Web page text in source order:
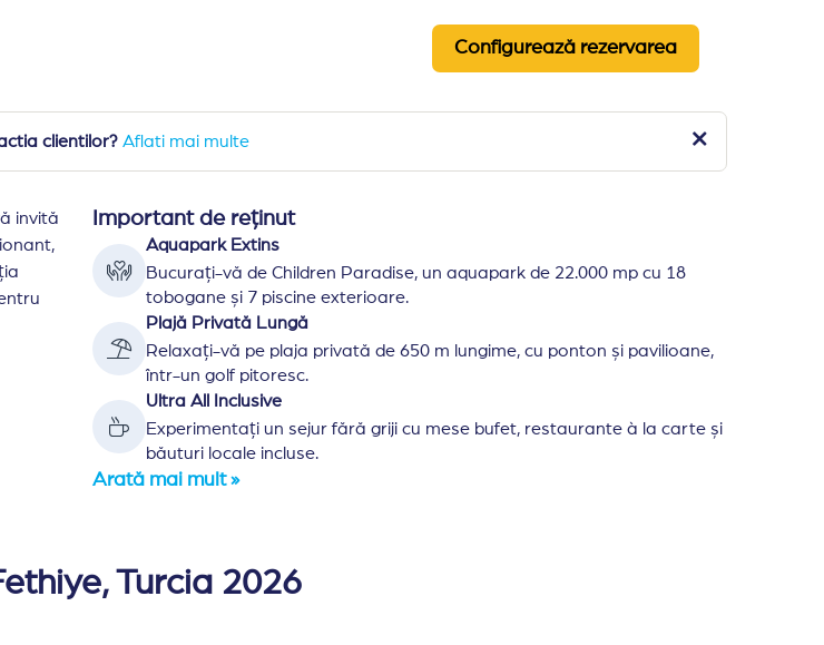
Configurează rezervarea
clientilor? Aflati mai multe
invită
Important de reținut
Aquapark Extins
Bucurați-vă de Children Paradise, un aquapark de 22.000 mp cu 18
tobogane și 7 piscine exterioare.
Plajă Privată Lungă
Relaxați-vă pe plaja privată de 650 m lungime, cu ponton și pavilioane,
într-un golf pitoresc.
Ultra All Inclusive
Experimentați un sejur fără griji cu mese bufet, restaurante à la carte și
băuturi locale incluse.
Arată mai mult »
cu vedere la gradina/uscat si 32 de camere duble standard (29 mp) cu vedere partial
Turcia 2026